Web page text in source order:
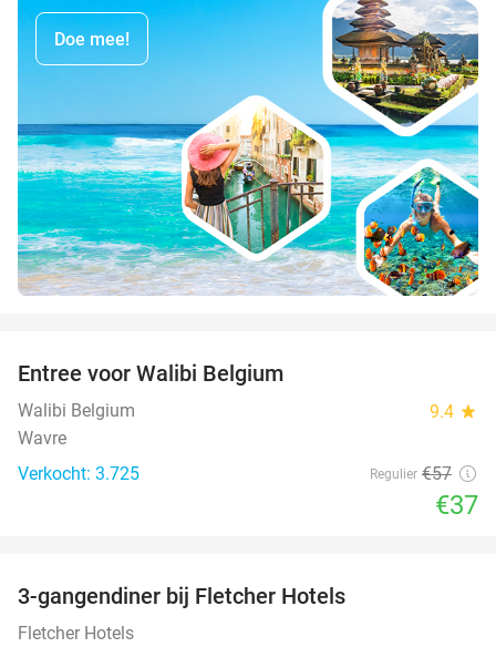
Doe mee!
Entree voor Walibi Belgium
Walibi Belgium 9.4 star
Wavre
Verkocht: 3.725
Regulier €57
€37
3-gangendiner bij Fletcher Hotels
Fletcher Hotels